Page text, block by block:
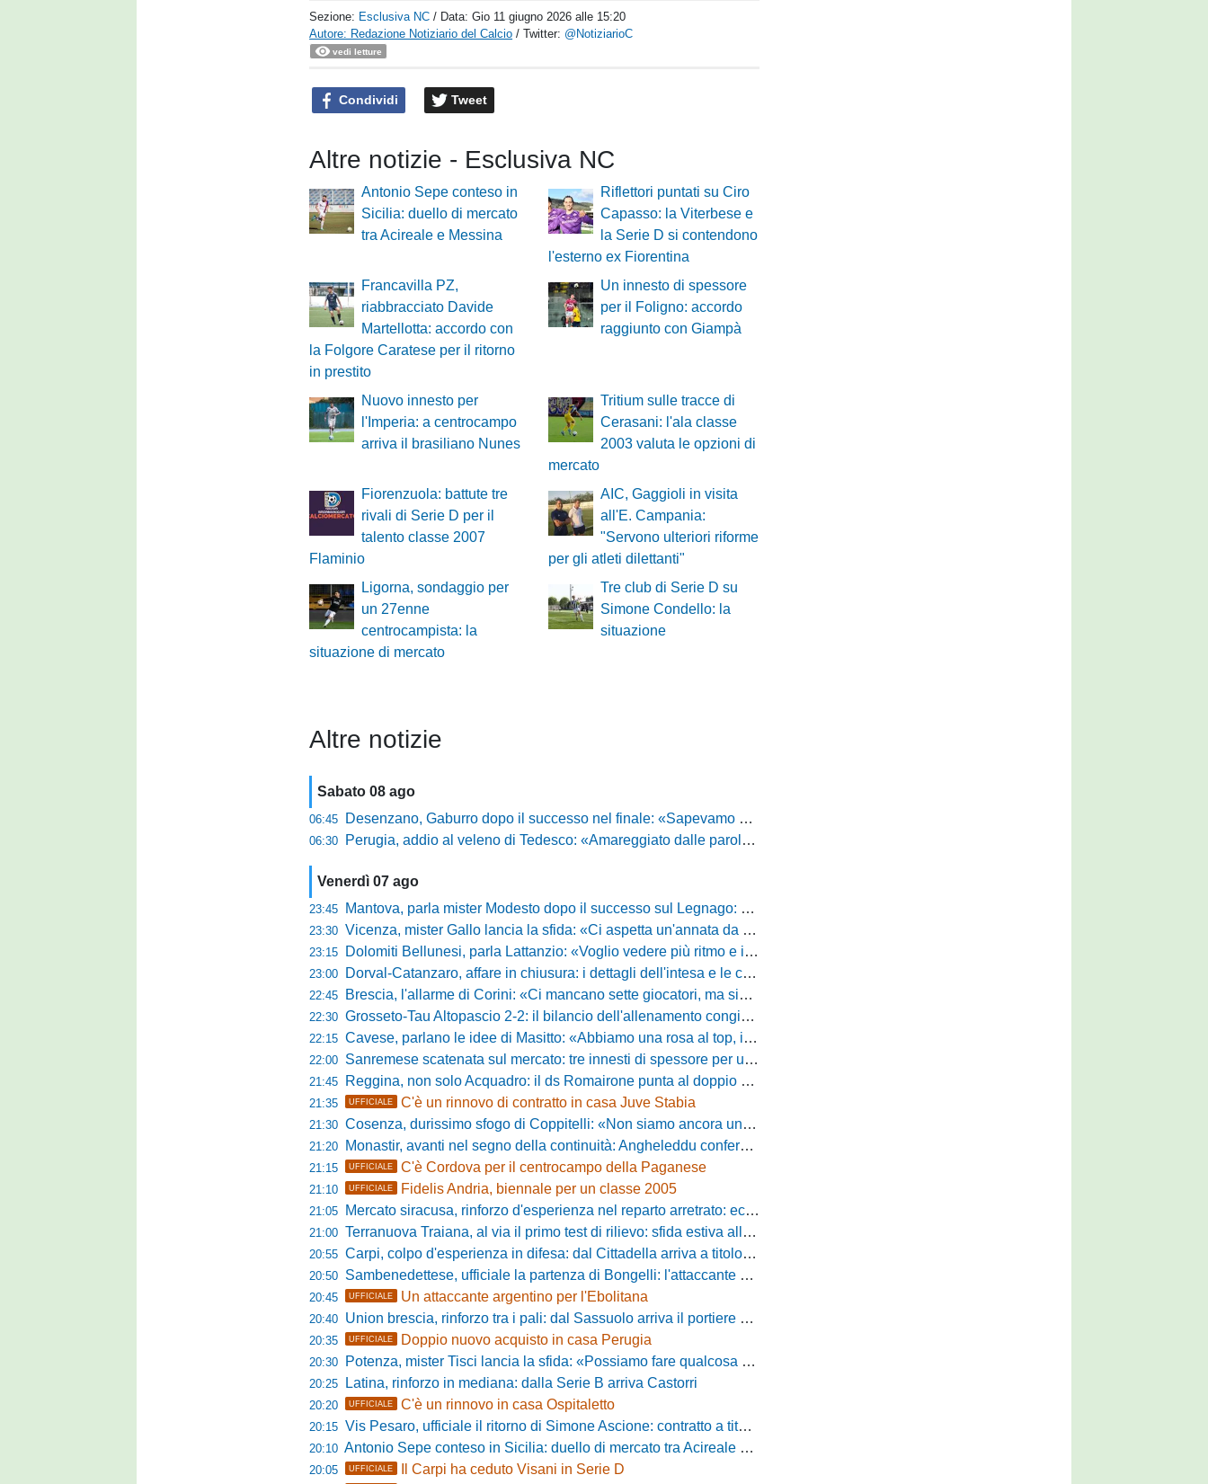
Sezione: Esclusiva NC / Data:Gio 11 giugno 2026 alle 15:20
Autore: Redazione Notiziario del Calcio / Twitter: @NotiziarioC
vedi letture
Condividi Tweet
Altre notizie - Esclusiva NC
Antonio Sepe conteso in
Sicilia: duello di mercato
tra Acireale e Messina
Riflettori puntati su Ciro
Capasso: la Viterbese e
la Serie D si contendono
l'esterno ex Fiorentina
Francavilla PZ,
riabbracciato Davide
Martellotta: accordo con
la Folgore Caratese per il ritorno
in prestito
Un innesto di spessore
per il Foligno: accordo
raggiunto con Giampà
Nuovo innesto per
l'Imperia: a centrocampo
arriva il brasiliano Nunes
Tritium sulle tracce di
Cerasani: l'ala classe
2003 valuta le opzioni di
mercato
Fiorenzuola: battute tre
rivali di Serie D per il
talento classe 2007
Flaminio
AIC, Gaggioli in visita
all'E. Campania:
"Servono ulteriori riforme
per gli atleti dilettanti"
Ligorna, sondaggio per
un 27enne
centrocampista: la
situazione di mercato
Tre club di Serie D su
Simone Condello: la
situazione
Altre notizie
Sabato 08 ago
06:45 Desenzano, Gaburro dopo il successo nel finale: «Sapevamo che avremmo sofferto, ma si è vista la voglia di vincere»
06:30 Perugia, addio al veleno di Tedesco: «Amareggiato dalle parole di Alessandro Gaucci, mi hanno ferito umanamente»
Venerdì 07 ago
23:45 Mantova, parla mister Modesto dopo il successo sul Legnago: "Buona tenuta nervosa, ma dobbiamo migliorare"
23:30 Vicenza, mister Gallo lancia la sfida: «Ci aspetta un'annata da protagonisti in B, ma qui nessuno ha il posto fisso»
23:15 Dolomiti Bellunesi, parla Lattanzio: «Voglio vedere più ritmo e intensità, dobbiamo lasciare tutto sul campo»
23:00 Dorval-Catanzaro, affare in chiusura: i dettagli dell'intesa e le cifre dell'operazione
22:45 Brescia, l'allarme di Corini: «Ci mancano sette giocatori, ma siamo una squadra forte»
22:30 Grosseto-Tau Altopascio 2-2: il bilancio dell'allenamento congiunto e la risposta dei nuovi arrivi
22:15 Cavese, parlano le idee di Masitto: «Abbiamo una rosa al top, il pubblico del Lamberti ci spingerà lontano»
22:00 Sanremese scatenata sul mercato: tre innesti di spessore per un attacco da sogni
21:45 Reggina, non solo Acquadro: il ds Romairone punta al doppio colpo Baldan-Volpicelli
21:35 UFFICIALE C'è un rinnovo di contratto in casa Juve Stabia
21:30 Cosenza, durissimo sfogo di Coppitelli: «Non siamo ancora una squadra, ora serve tirare una riga!»
21:20 Monastir, avanti nel segno della continuità: Angheleddu confermato in panchina, in attacco arriva Loru
21:15 UFFICIALE C'è Cordova per il centrocampo della Paganese
21:10 UFFICIALE Fidelis Andria, biennale per un classe 2005
21:05 Mercato siracusa, rinforzo d'esperienza nel reparto arretrato: ecco Orlando
21:00 Terranuova Traiana, al via il primo test di rilievo: sfida estiva allo Zecchini con il Grosseto
20:55 Carpi, colpo d'esperienza in difesa: dal Cittadella arriva a titolo definitivo Riccardo Gatti
20:50 Sambenedettese, ufficiale la partenza di Bongelli: l'attaccante passa in Serie D
20:45 UFFICIALE Un attaccante argentino per l'Ebolitana
20:40 Union brescia, rinforzo tra i pali: dal Sassuolo arriva il portiere Gioele Zacchi
20:35 UFFICIALE Doppio nuovo acquisto in casa Perugia
20:30 Potenza, mister Tisci lancia la sfida: «Possiamo fare qualcosa di storico e regalarci la trasferta a Genova»
20:25 Latina, rinforzo in mediana: dalla Serie B arriva Castorri
20:20 UFFICIALE C'è un rinnovo in casa Ospitaletto
20:15 Vis Pesaro, ufficiale il ritorno di Simone Ascione: contratto a titolo definitivo fino al 2029
20:10 Antonio Sepe conteso in Sicilia: duello di mercato tra Acireale e Messina
20:05 UFFICIALE
Il Carpi ha ceduto Visani in Serie D